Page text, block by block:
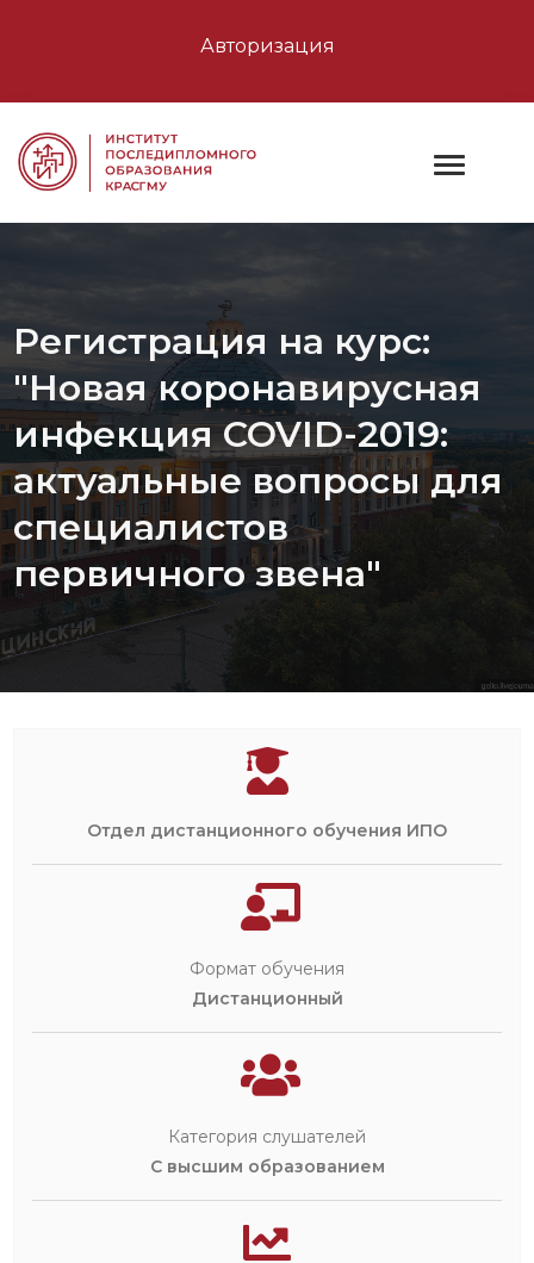
Авторизация
Регистрация на курс:
"Новая коронавирусная
инфекция COVID-2019:
актуальные вопросы для
специалистов
первичного звена"
Отдел дистанционного обучения ИПО
Формат обучения
Дистанционный
Категория слушателей
С высшим образованием